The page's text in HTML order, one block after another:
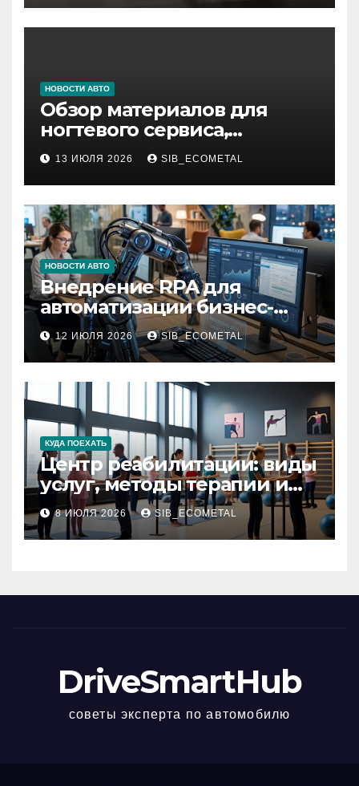
НОВОСТИ АВТО
Обзор материалов для
ногтевого сервиса,
наращивания ресниц и
депиляции
13 ИЮЛЯ 2026 SIB_ECOMETAL
НОВОСТИ АВТО
Внедрение RPA для
автоматизации бизнес-
процессов
12 ИЮЛЯ 2026 SIB_ECOMETAL
КУДА ПОЕХАТЬ
Центр реабилитации: виды
услуг, методы терапии и
критерии качества
8 ИЮЛЯ 2026 SIB_ECOMETAL
DriveSmartHub
советы эксперта по автомобилю